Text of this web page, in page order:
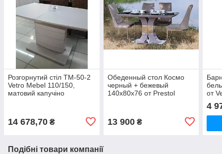
Розгорнутий стіл TM-50-2
Vetro Mebel 110/150,
матовий капучіно
14 678,70 ₴
Обеденный стол Космо
черный + бежевый
140x80x76 от Prestol
13 900₴
от
4
Подібні товари компанії